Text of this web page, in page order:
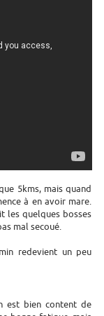
5kms, mais quand
à en avoir mare.
quelques bosses
mal secoué.
redevient un peu
est bien content de